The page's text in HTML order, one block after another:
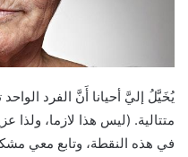
يُخَيَّلُ إليَّ أحيانا أَنَّ الفرد
متتالية. (ليس هذا لازما، ولذا
في هذه النقطة، وتابع معي